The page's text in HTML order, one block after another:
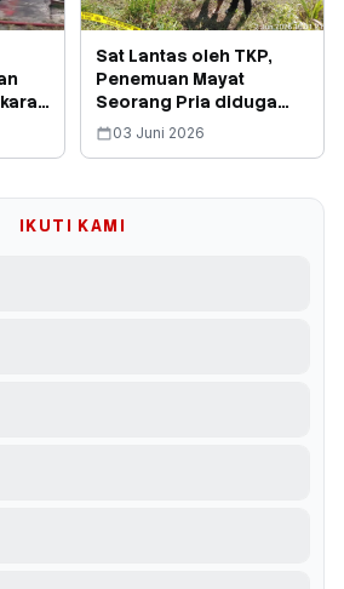
Sat Lantas oleh TKP,
Penemuan Mayat
Seorang Pria diduga
Laka Lantas Tunggal, di
Pucuk Rantau
03 Juni 2026
IKUTI KAMI